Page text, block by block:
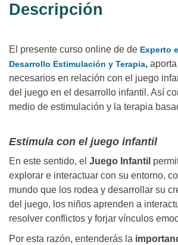
Descripción
El presente curso online de de Experto
Desarrollo Estimulación y Terapia,
necesarios en relación con el juego
del juego en el desarrollo infantil. Así
medio de estimulación y la terapia
Estimula con el juego infantil
En este sentido, el Juego Infantil
explorar e interactuar con su entorno,
mundo que los rodea y desarrollar su
del juego, los niños aprenden a
resolver conflictos y forjar vínculos
Por esta razón, entenderás la